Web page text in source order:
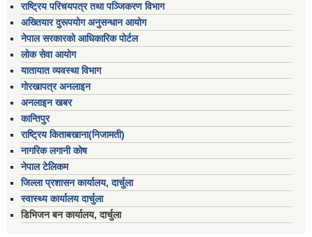
राष्ट्रिय परिचयपत्र तथा पञ्जिकरण विभाग
अख्तियार दुरूपयोग अनुसन्धान आयोग
नेपाल सरकारको आधिकारिक पोर्टल
लोक सेवा आयोग
यातायात व्यवस्था विभाग
गोरखापत्र अनलाइन
अनलाइन खबर
कान्तिपुर
राष्ट्रिय किताबखाना(निजामती)
नागरिक लगानी कोष
नेपाल टेलिकम
जिल्ला प्रशासन कार्यालय, दार्चुला
स्वास्थ्य कार्यालय दार्चुला
डिभिजन बन कार्यालय, दार्चुला